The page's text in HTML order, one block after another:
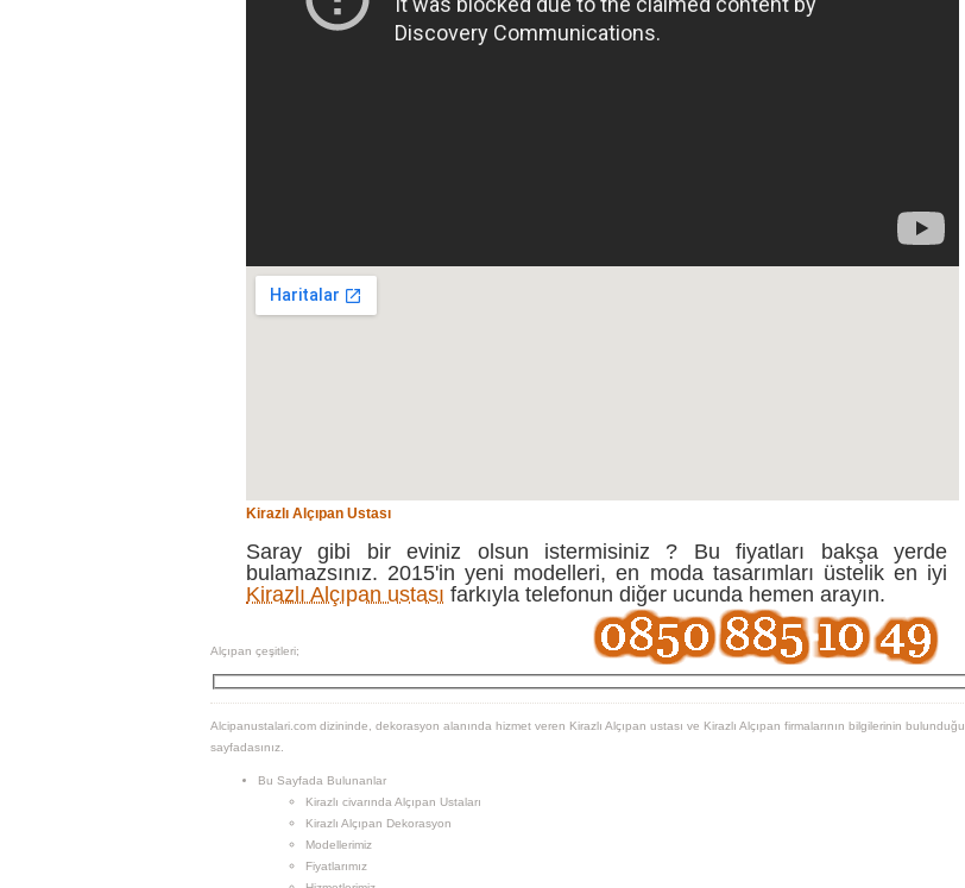
Kirazlı Alçıpan Ustası
Saray gibi bir eviniz olsun istermisiniz ? Bu fiyatları bakşa yerde
bulamazsınız. 2015'in yeni modelleri, en moda tasarımları üstelik en iyi
Kirazlı Alçıpan ustası farkıyla telefonun diğer ucunda hemen arayın.
Alçıpan çeşitleri;
Alcipanustalari.com dizininde, dekorasyon alanında hizmet veren Kirazlı Alçıpan ustası ve Kirazlı Alçıpan firmalarının bilgilerinin bulunduğu
sayfadasınız.
Bu Sayfada Bulunanlar
Kirazlı civarında Alçıpan Ustaları
Kirazlı Alçıpan Dekorasyon
Modellerimiz
Fiyatlarımız